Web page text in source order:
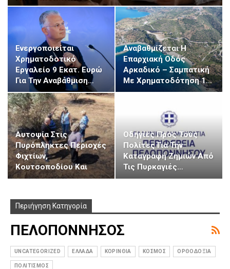
Αυγ 5, 2026 0
Ενεργοποιείται
Χρηματοδοτικό
Εργαλείο 9 Εκατ. Ευρώ
Για Την Αναβάθμιση…
Αναβαθμίζεται Η
Επαρχιακή Οδός
Αρκαδικό – Σαμπατική
Με Χρηματοδότηση 1…
Αυτοψία Στις
Πυρόπληκτες Περιοχές
Φιχτίων,
Κουτσοποδίου Και
Μπόρσας…
Οδηγίες Προς Τους
Πολίτες Για Την
Καταγραφή Ζημιών Από
Τις Πυρκαγιές…
Περιήγηση Κατηγορία
ΠΕΛΟΠΟΝΝΗΣΟΣ
UNCATEGORIZED ΕΛΛΑΔΑ ΚΟΡΙΝΘΙΑ ΚΟΣΜΟΣ ΟΡΘΟΔΟΞΙΑ
ΠΟΛΙΤΙΣΜΟΣ